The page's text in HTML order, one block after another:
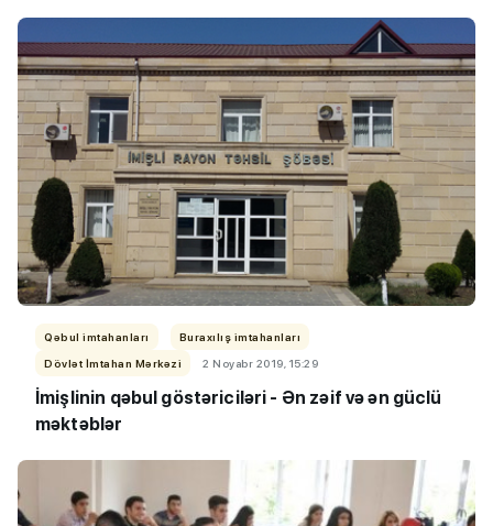
Qəbul imtahanları
Buraxılış imtahanları
Dövlət İmtahan Mərkəzi
2 Noyabr 2019, 15:29
İmişlinin qəbul göstəriciləri - Ən zəif və ən güclü
məktəblər